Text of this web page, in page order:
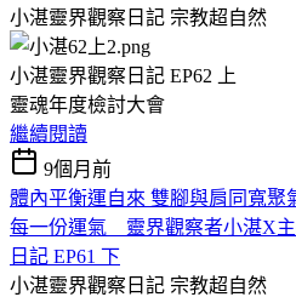
小湛靈界觀察日記 宗教超自然
小湛靈界觀察日記 EP62 上
靈魂年度檢討大會
繼續閱讀
9個月前
體內平衡運自來 雙腳與肩同寬聚
每一份運氣 靈界觀察者小湛X
日記 EP61 下
小湛靈界觀察日記 宗教超自然